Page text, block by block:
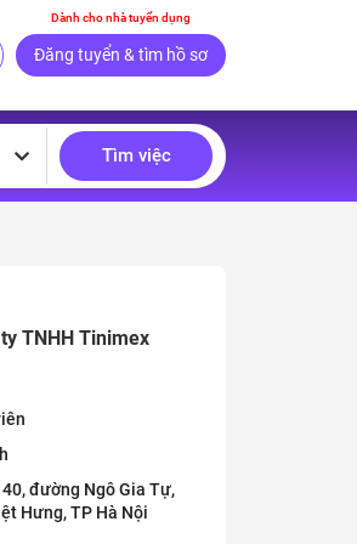
Dành cho nhà tuyển dụng
Đăng tuyển & tìm hồ sơ
Tìm việc
TNHH Tinimex
40, đường Ngô Gia Tự,
Hưng, TP Hà Nội